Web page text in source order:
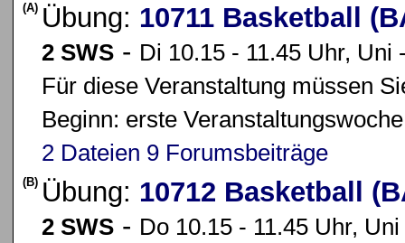
(A) Übung: 10711 Basketball
2 SWS - Di 10.15 - 11.45 Uhr, Uni
Für diese Veranstaltung müssen
Beginn: erste Veranstaltungswoche
2 Dateien 9 Forumsbeiträge
(B) Übung: 10712 Basketball
2 SWS - Do 10.15 - 11.45 Uhr,